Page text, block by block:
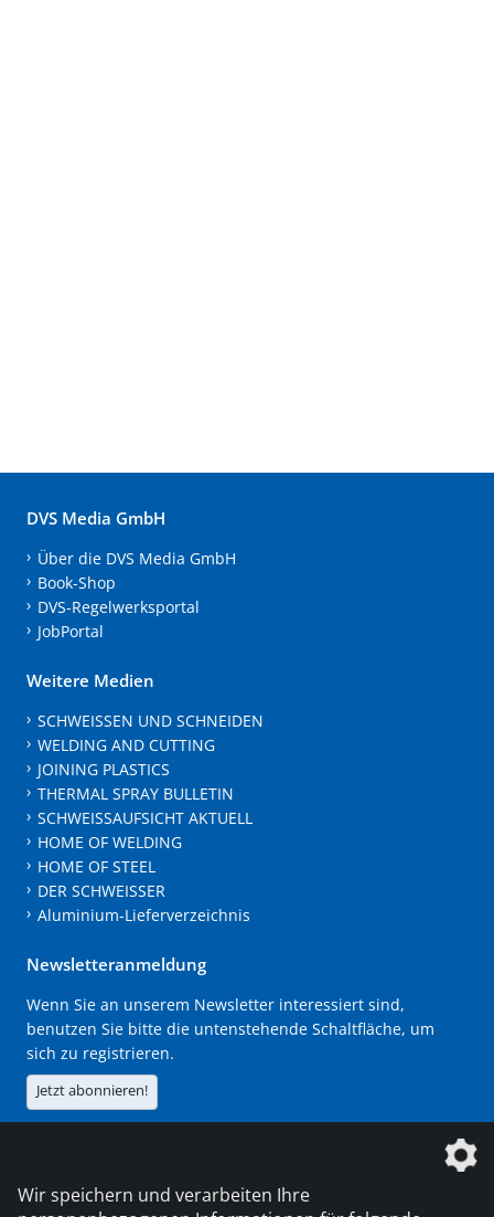
DVS Media GmbH
Über die DVS Media GmbH
Book-Shop
DVS-Regelwerksportal
JobPortal
Weitere Medien
SCHWEISSEN UND SCHNEIDEN
WELDING AND CUTTING
JOINING PLASTICS
THERMAL SPRAY BULLETIN
SCHWEISSAUFSICHT AKTUELL
HOME OF WELDING
HOME OF STEEL
DER SCHWEISSER
Aluminium-Lieferverzeichnis
Newsletteranmeldung
Wenn Sie an unserem Newsletter interessiert sind,
benutzen Sie bitte die untenstehende Schaltfläche, um
sich zu registrieren.
Jetzt abonnieren!
Die DVS Media GmbH ist ein Unternehmen der
Wir speichern und verarbeiten Ihre